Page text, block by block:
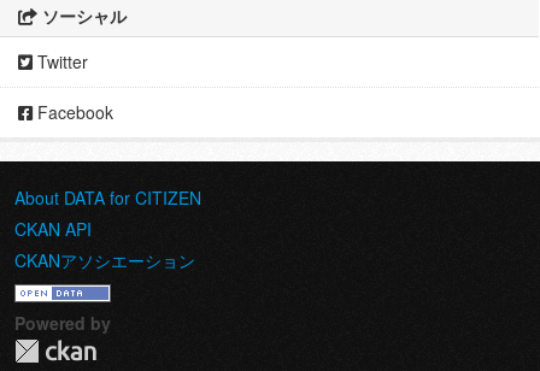
ソーシャル
Twitter
Facebook
About DATA for CITIZEN
CKAN API
CKANアソシエーション
Powered by